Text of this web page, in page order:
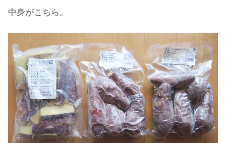
中身がこちら。